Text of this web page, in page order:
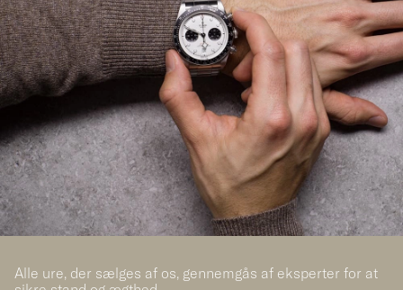
Alle ure, der sælges af os, gennemgås af eksperter for at